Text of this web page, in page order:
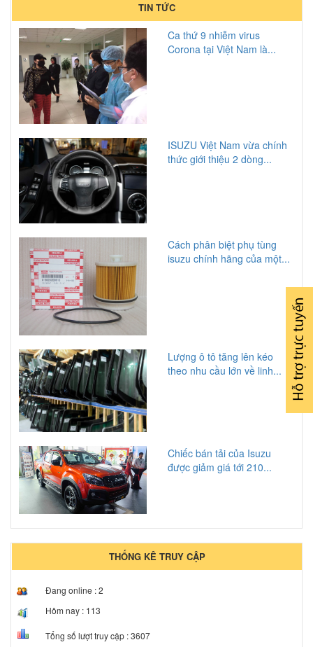
TIN TỨC
Ca thứ 9 nhiễm virus
Corona tại Việt Nam là...
ISUZU Việt Nam vừa chính
thức giới thiệu 2 dòng...
Cách phân biệt phụ tùng
isuzu chính hãng của một...
Lượng ô tô tăng lên kéo
theo nhu cầu lớn về linh...
Chiếc bán tải của Isuzu
được giảm giá tới 210...
THỐNG KÊ TRUY CẬP
Đang online :2
Hôm nay : 113
Tổng số lượt truy cập :3607